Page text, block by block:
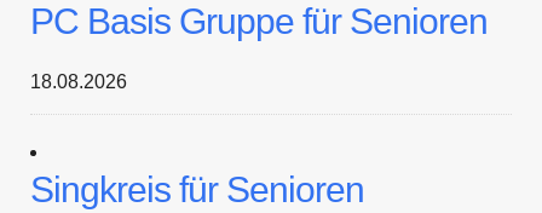
PC Basis Gruppe für Senioren
18.08.2026
Singkreis für Senioren